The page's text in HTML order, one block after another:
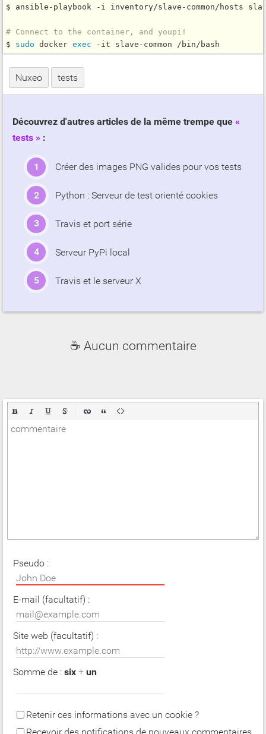
$ ansible-playbook -i inventory/slave-common/hosts
# Connect to the container, and youpi!
$ sudo docker exec
Nuxeo tests
Découvrez d'autres articles de la même trempe que
tests
:
Créer des images PNG valides pour vos tests
Python : Serveur de test orienté cookies
Travis et port série
Serveur PyPi local
Travis et le serveur X
☕ Aucun commentaire
Pseudo :
E-mail (facultatif) :
Site web (facultatif) :
Somme de : six + un
Retenir ces informations avec un cookie ?
Recevoir des notifications de nouveaux commentaires